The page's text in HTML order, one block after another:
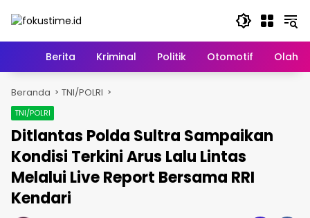
HomeBerita Kriminal Politik Otomotif
Beranda TNI/POLRI
TNI/POLRI
Ditlantas Polda Sultra Sampaikan
Kondisi Terkini Arus Lalu Lintas
Melalui Live Report Bersama RRI
Kendari